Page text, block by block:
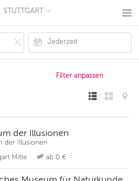
STUTTGART
MÜNCHEN
HAMBURG
FRANKFURT
KÖLN
DRESDEN
NÜRNBERG
WIEN
ANDERE
REGIONEN
der Illusionen
der Illusionen
Mitte
ab 0 €